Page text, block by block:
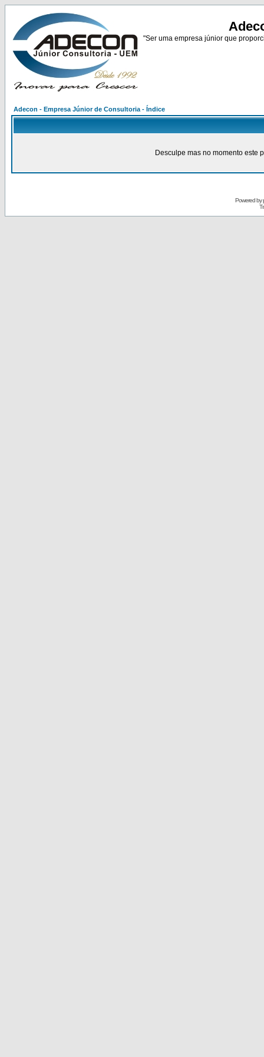
"Ser uma empresa júnior que
Adecon - Empresa Júnior de Consultoria - Índice
Desculpe mas no momento este
Powered by